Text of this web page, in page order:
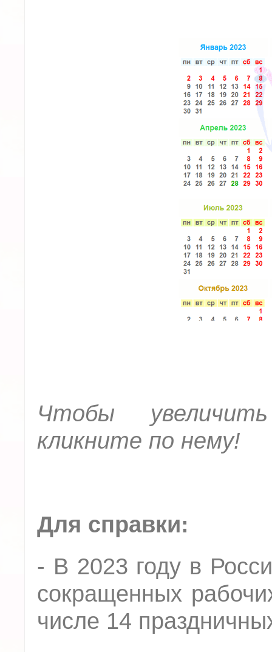
Чтобы
кликните по нему!
Для справки:
- В 2023 году в
сокращенных
числе 14